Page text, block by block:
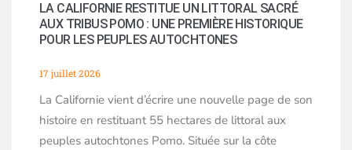
LA CALIFORNIE RESTITUE UN LITTORAL SACRÉ
AUX TRIBUS POMO : UNE PREMIÈRE HISTORIQUE
POUR LES PEUPLES AUTOCHTONES
17 juillet 2026
La Californie vient d’écrire une nouvelle page de son
histoire en restituant 55 hectares de littoral aux
peuples autochtones Pomo. Située sur la côte